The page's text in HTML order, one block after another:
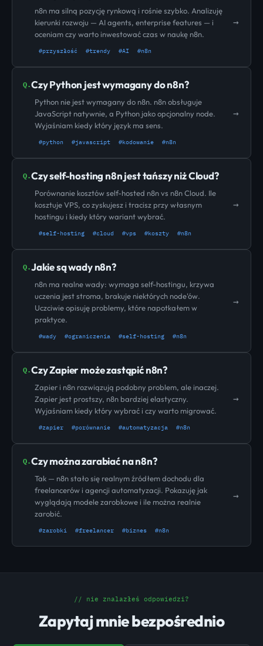
n8n ma silną pozycję rynkową i rośnie szybko. Analizuję
kierunki rozwoju — AI agents, enterprise features — i
oceniam czy warto inwestować czas w naukę n8n.
#przyszłość #trendy #AI #n8n
→
Q.Czy Python jest wymagany do n8n?
Python nie jest wymagany do n8n. n8n obsługuje
JavaScript natywnie, a Python jako opcjonalny node.
Wyjaśniam kiedy który język ma sens.
#python #javascript #kodowanie #n8n
→
Q.Czy self-hosting n8n jest tańszy niż Cloud?
Porównanie kosztów self-hosted n8n vs n8n Cloud. Ile
kosztuje VPS, co zyskujesz i tracisz przy własnym
hostingu i kiedy który wariant wybrać.
#self-hosting #cloud #vps #koszty #n8n
→
Q.Jakie są wady n8n?
n8n ma realne wady: wymaga self-hostingu, krzywa
uczenia jest stroma, brakuje niektórych node'ów.
Uczciwie opisuję problemy, które napotkałem w
praktyce.
#wady #ograniczenia #self-hosting #n8n
→
Q.Czy Zapier może zastąpić n8n?
Zapier i n8n rozwiązują podobny problem, ale inaczej.
Zapier jest prostszy, n8n bardziej elastyczny.
Wyjaśniam kiedy który wybrać i czy warto migrować.
#zapier #porównanie #automatyzacja #n8n
→
Q.Czy można zarabiać na n8n?
Tak — n8n stało się realnym źródłem dochodu dla
freelancerów i agencji automatyzacji. Pokazuję jak
wyglądają modele zarobkowe i ile można realnie
zarobić.
#zarobki #freelancer #biznes #n8n
→
// nie znalazłeś odpowiedzi?
Zapytaj mnie bezpośrednio